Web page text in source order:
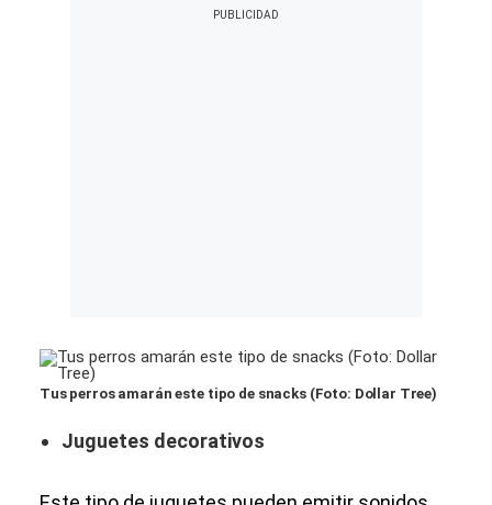
Tus perros amarán este tipo de snacks (Foto: Dollar Tree)
Juguetes decorativos